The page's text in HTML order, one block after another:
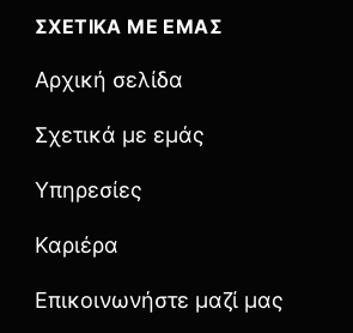
ΣΧΕΤΙΚΑ ΜΕ ΕΜΑΣ
Αρχική σελίδα
Σχετικά με εμάς
Υπηρεσίες
Καριέρα
Επικοινωνήστε μαζί μας